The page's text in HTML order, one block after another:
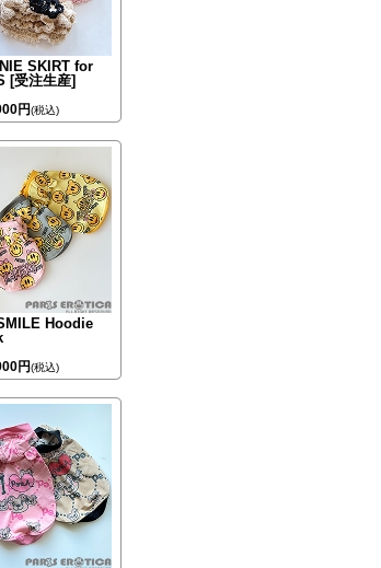
SKIRT for
[受注生産]
円(税込)
Hoodie
円(税込)